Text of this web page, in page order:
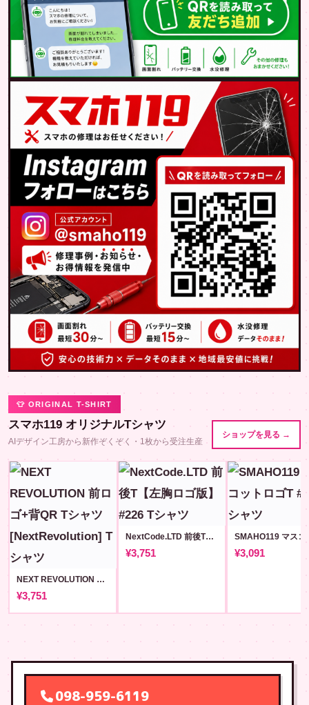
👕 ORIGINAL T-SHIRT
スマホ119 オリジナルTシャツ
AIデザイン工房から新作ぞくぞく・1枚から受注生産
ショップを見る →
NEXT REVOLUTION 前ロゴ+背QR Tシャツ [NextRevolution]
¥3,751
NextCode.LTD 前後T【左胸ロゴ版】#226
¥3,751 ¥3,091
098-959-6119